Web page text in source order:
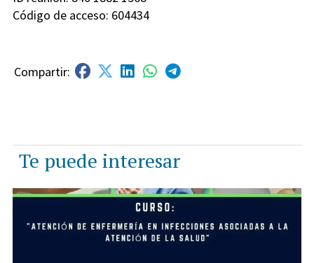
Código de acceso: 604434
Te puede interesar